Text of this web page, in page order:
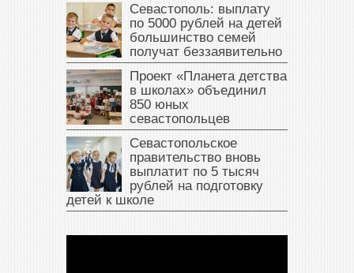
Севастополь: выплату
по 5000 рублей на детей
большинство семей
получат беззаявительно
Проект «Планета детства
в школах» объединил
850 юных
севастопольцев
Севастопольское
правительство вновь
выплатит по 5 тысяч
рублей на подготовку
детей к школе